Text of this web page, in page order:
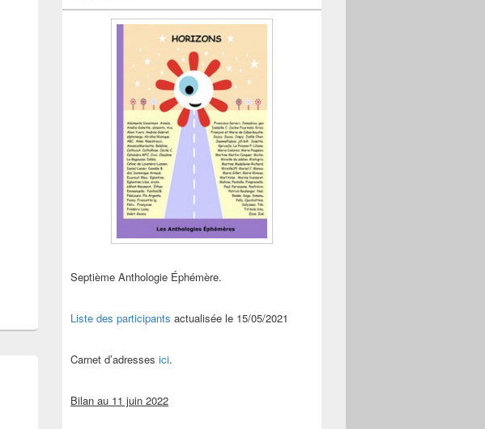
Septième Anthologie Éphémère.
Liste des participants actualisée le 15/05/2021
Carnet d’adresses ici.
Bilan au 11 juin 2022